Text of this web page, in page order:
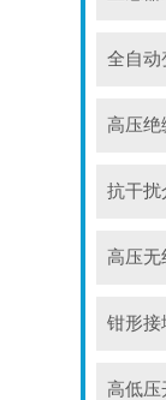
全自动
高压绝
抗干扰
高压无
钳形接
高低压